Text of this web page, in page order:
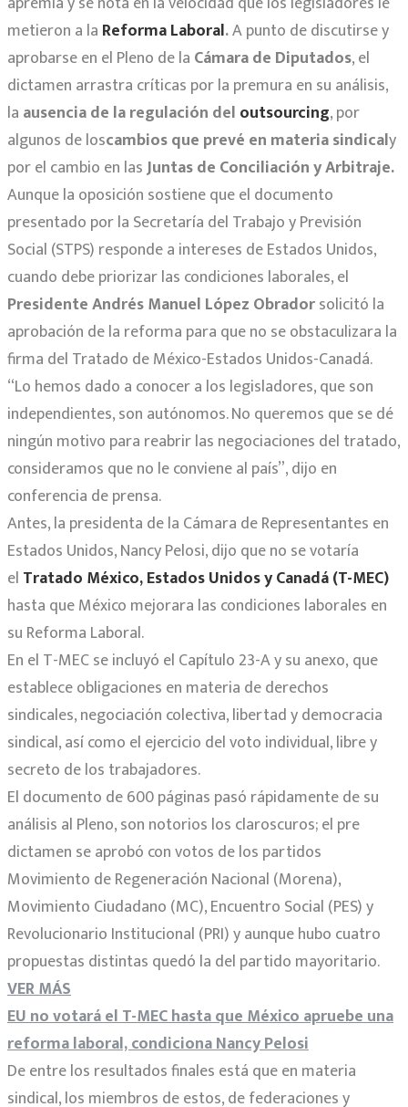
metieron a la Reforma Laboral.A punto de discutirse y
aprobarse en el Pleno de la Cámara de Diputados, el
dictamen arrastra críticas por la premura en su análisis,
la ausencia de la regulación del outsourcing, por
algunos de loscambios que prevé en materia sindicaly
por el cambio en lasJuntas de Conciliación y Arbitraje.
Aunque la oposición sostiene que el documento
presentado por la Secretaría del Trabajo y Previsión
Social (STPS) responde a intereses de Estados Unidos,
cuando debe priorizar las condiciones laborales, el
Presidente Andrés Manuel López Obradorsolicitó la
aprobación de la reforma para que no se obstaculizara la
firma del Tratado de México-Estados Unidos-Canadá.
“Lo hemos dado a conocer a los legisladores, que son
independientes, son autónomos. No queremos que se dé
ningún motivo para reabrir las negociaciones del tratado,
consideramos que no le conviene al país”, dijo en
conferencia de prensa.
Antes, la presidenta de la Cámara de Representantes en
Estados Unidos, Nancy Pelosi, dijo que no se votaría
el Tratado México, Estados Unidos y Canadá (T-MEC)
hasta que México mejorara las condiciones laborales en
su Reforma Laboral.
En el T-MEC se incluyó el Capítulo 23-A y su anexo, que
establece obligaciones en materia de derechos
sindicales, negociación colectiva, libertad y democracia
sindical, así como el ejercicio del voto individual, libre y
secreto de los trabajadores.
El documento de 600 páginas pasó rápidamente de su
análisis al Pleno, son notorios los claroscuros; el pre
dictamen se aprobó con votos de los partidos
Movimiento de Regeneración Nacional (Morena),
Movimiento Ciudadano (MC), Encuentro Social (PES) y
Revolucionario Institucional (PRI) y aunque hubo cuatro
propuestas distintas quedó la del partido mayoritario.
VER MÁS
EU no votará el T-MEC hasta que México apruebe una
reforma laboral, condiciona Nancy Pelosi
De entre los resultados finales está que en materia
sindical, los miembros de estos, de federaciones y